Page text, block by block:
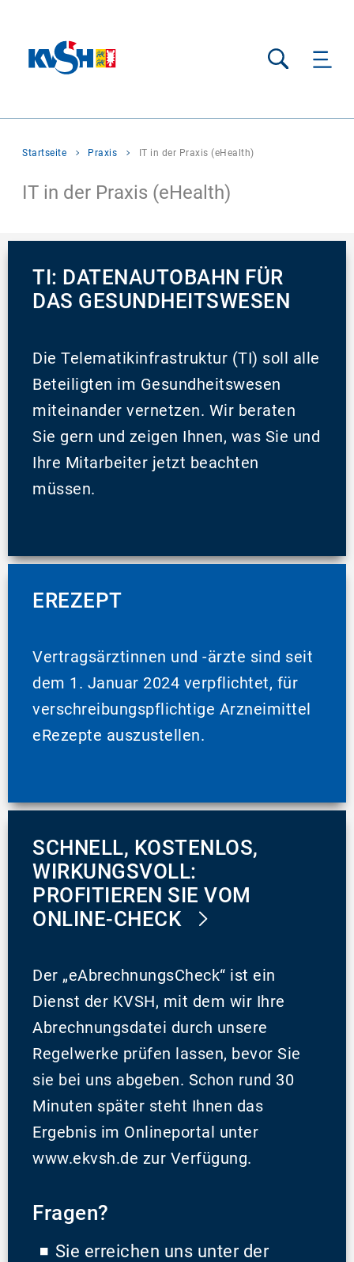
Suche
Sie
hier:
Startseite Praxis IT in der Praxis (eHealth)
IT in der Praxis (eHealth)
TI: DATENAUTOBAHN FÜR
DAS GESUNDHEITSWESEN
Die Telematikinfrastruktur (TI) soll alle
Beteiligten im Gesundheitswesen
miteinander vernetzen. Wir beraten
Sie gern und zeigen Ihnen, was Sie und
Ihre Mitarbeiter jetzt beachten
müssen.
EREZEPT
Vertragsärztinnen und -ärzte sind seit
dem 1. Januar 2024 verpflichtet, für
verschreibungspflichtige Arzneimittel
eRezepte auszustellen.
SCHNELL, KOSTENLOS,
WIRKUNGSVOLL:
PROFITIEREN SIE VOM
ONLINE-CHECK
Der „eAbrechnungsCheck“ ist ein
Dienst der KVSH, mit dem wir Ihre
Abrechnungsdatei durch unsere
Regelwerke prüfen lassen, bevor Sie
sie bei uns abgeben. Schon rund 30
Minuten später steht Ihnen das
Ergebnis im Onlineportal unter
www.ekvsh.de zur Verfügung.
Fragen?
Sie erreichen uns unter der